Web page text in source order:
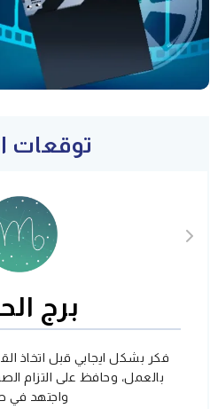
توقعات
برج
فكر بشكل ايجابي قبل اتخاذ
بالعمل، وحافظ على التزام
واجتهد